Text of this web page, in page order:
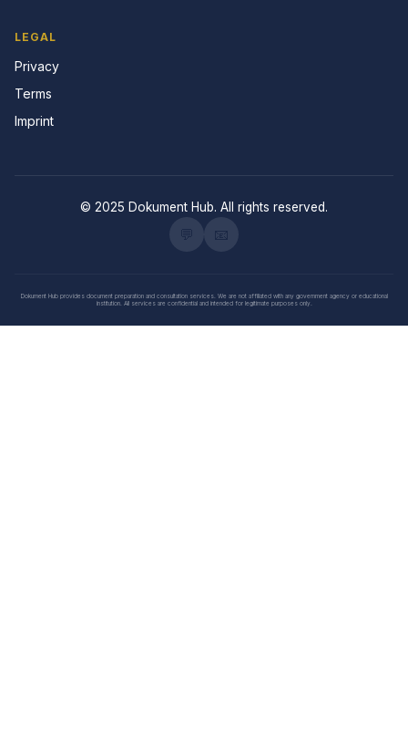
LEGAL
Privacy
Terms
Imprint
© 2025 Dokument Hub. All rights reserved.
Dokument Hub provides document preparation and consultation services. We are not affiliated with any government agency or educational
institution. All services are confidential and intended for legitimate purposes only.